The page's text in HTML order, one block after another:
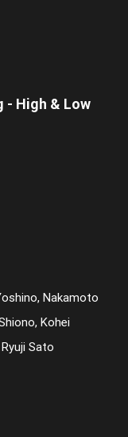
- High & Low
Nakamoto
Kohei
Sato